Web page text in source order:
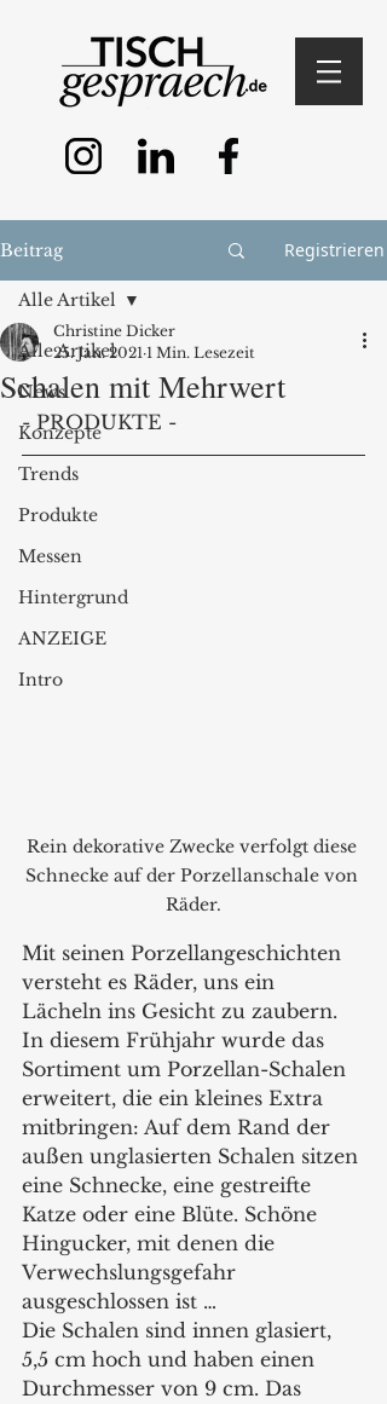
Beitrag Registrieren
Alle Artikel
News
Konzepte
Trends
Produkte
Messen
Hintergrund
ANZEIGE
Intro
Alle Artikel
Schalen mit Mehrwert
Christine Dicker
25. Jan. 2021 1 Min. Lesezeit
- PRODUKTE -
Rein dekorative Zwecke verfolgt diese
Schnecke auf der Porzellanschale von
Räder.
Mit seinen Porzellangeschichten
versteht es Räder, uns ein
Lächeln ins Gesicht zu zaubern.
In diesem Frühjahr wurde das
Sortiment um Porzellan-Schalen
erweitert, die ein kleines Extra
mitbringen: Auf dem Rand der
außen unglasierten Schalen sitzen
eine Schnecke, eine gestreifte
Katze oder eine Blüte. Schöne
Hingucker, mit denen die
Verwechslungsgefahr
ausgeschlossen ist …
Die Schalen sind innen glasiert,
5,5 cm hoch und haben einen
Durchmesser von 9 cm. Das